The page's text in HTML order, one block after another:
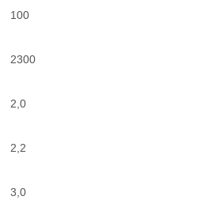
100
2300
2,0
2,2
3,0